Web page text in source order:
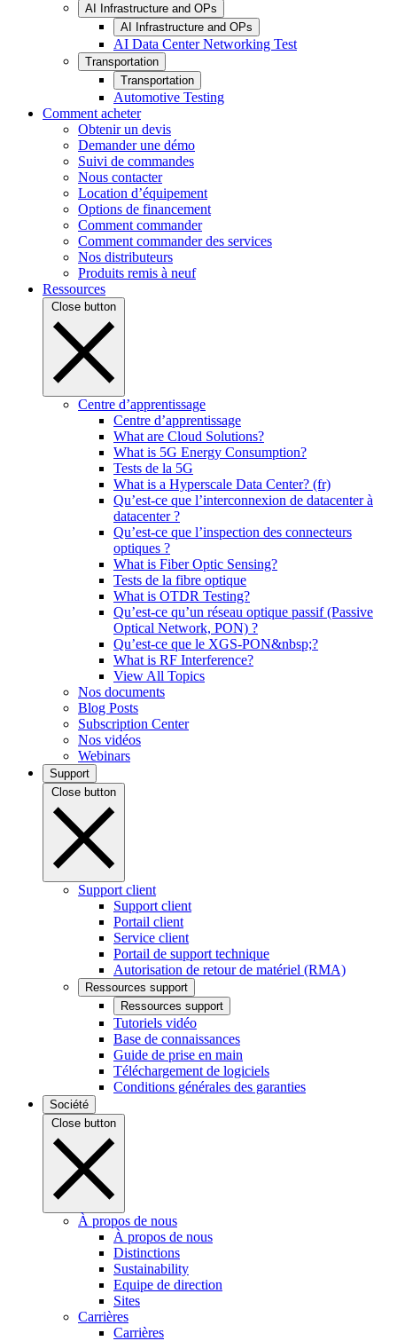
AI Infrastructure and OPs
AI Infrastructure and OPs
AI Data Center Networking Test
Transportation
Transportation
Automotive Testing
Comment acheter
Obtenir un devis
Demander une démo
Suivi de commandes
Nous contacter
Location d’équipement
Options de financement
Comment commander
Comment commander des services
Nos distributeurs
Produits remis à neuf
Ressources
Close button
Centre d’apprentissage
Centre d’apprentissage
What are Cloud Solutions?
What is 5G Energy Consumption?
Tests de la 5G
What is a Hyperscale Data Center? (fr)
Qu’est-ce que l’interconnexion de datacenter à
datacenter ?
Qu’est-ce que l’inspection des connecteurs
optiques ?
What is Fiber Optic Sensing?
Tests de la fibre optique
What is OTDR Testing?
Qu’est-ce qu’un réseau optique passif (Passive
Optical Network, PON) ?
Qu’est-ce que le XGS-PON&nbsp;?
What is RF Interference?
View All Topics
Nos documents
Blog Posts
Subscription Center
Nos vidéos
Webinars
Support
Close button
Support client
Support client
Portail client
Service client
Portail de support technique
Autorisation de retour de matériel (RMA)
Ressources support
Ressources support
Tutoriels vidéo
Base de connaissances
Guide de prise en main
Téléchargement de logiciels
Conditions générales des garanties
Société
Close button
À propos de nous
À propos de nous
Distinctions
Sustainability
Equipe de direction
Sites
Carrières
Carrières